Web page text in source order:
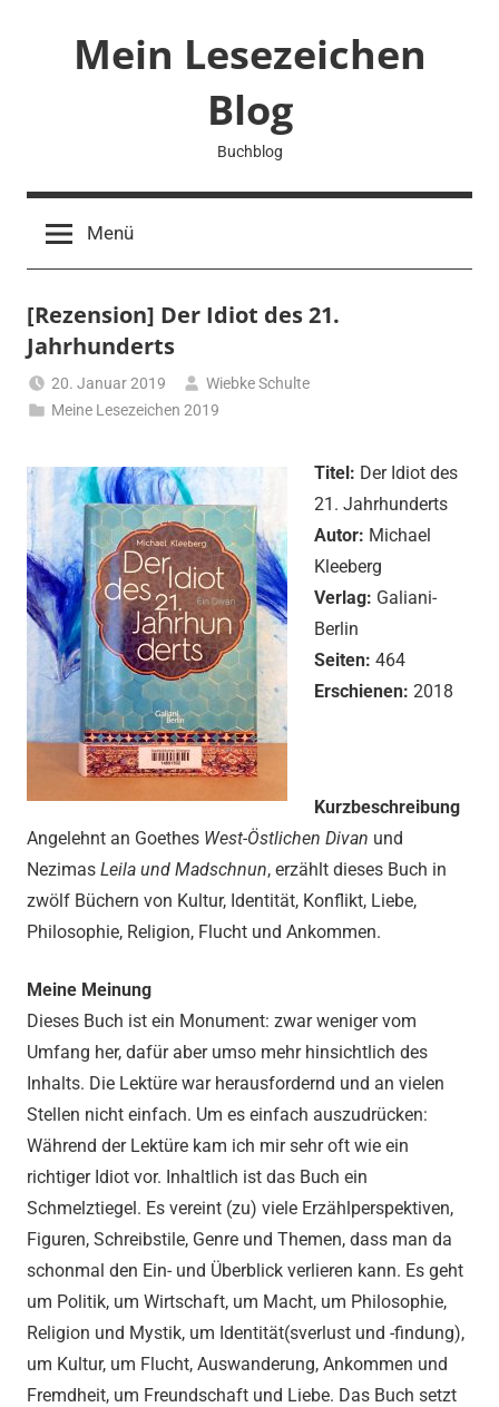
Mein Lesezeichen
Blog
Buchblog
Menü
[Rezension] Der Idiot des 21.
Jahrhunderts
20. Januar 2019
Wiebke Schulte
Meine Lesezeichen 2019
Titel: Der Idiot des
21. Jahrhunderts
Autor: Michael
Kleeberg
Verlag: Galiani-
Berlin
Seiten: 464
Erschienen: 2018
Kurzbeschreibung
Angelehnt an Goethes West-Östlichen Divan und
Nezimas Leila und Madschnun, erzählt dieses Buch in
zwölf Büchern von Kultur, Identität, Konflikt, Liebe,
Philosophie, Religion, Flucht und Ankommen.
Meine Meinung
Dieses Buch ist ein Monument: zwar weniger vom
Umfang her, dafür aber umso mehr hinsichtlich des
Inhalts. Die Lektüre war herausfordernd und an vielen
Stellen nicht einfach. Um es einfach auszudrücken:
Während der Lektüre kam ich mir sehr oft wie ein
richtiger Idiot vor. Inhaltlich ist das Buch ein
Schmelztiegel. Es vereint (zu) viele Erzählperspektiven,
Figuren, Schreibstile, Genre und Themen, dass man da
schonmal den Ein- und Überblick verlieren kann. Es geht
um Politik, um Wirtschaft, um Macht, um Philosophie,
Religion und Mystik, um Identität(sverlust und -findung),
um Kultur, um Flucht, Auswanderung, Ankommen und
Fremdheit, um Freundschaft und Liebe. Das Buch setzt